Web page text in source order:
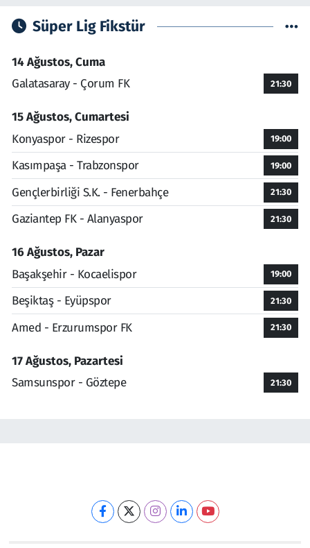
Süper Lig Fikstür
14 Ağustos, Cuma
Galatasaray - Çorum FK
21:30
15 Ağustos, Cumartesi
Konyaspor - Rizespor
19:00
Kasımpaşa - Trabzonspor 19:00
Gençlerbirliği S.K. - Fenerbahçe 21:30
Gaziantep FK - Alanyaspor 21:30
16 Ağustos, Pazar
Başakşehir - Kocaelispor
19:00
Beşiktaş - Eyüpspor 21:30
Amed - Erzurumspor FK 21:30
17 Ağustos, Pazartesi
Samsunspor - Göztepe
21:30